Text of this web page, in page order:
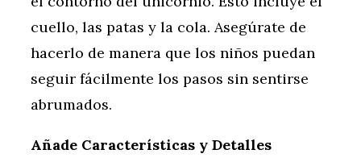
cuello, las patas y la cola. Asegúrate de
hacerlo de manera que los niños puedan
seguir fácilmente los pasos sin sentirse
abrumados.
Añade Características y Detalles